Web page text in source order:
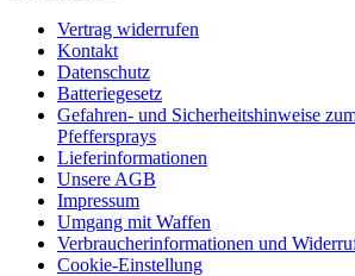
Vertrag widerrufen
Kontakt
Datenschutz
Batteriegesetz
Gefahren- und Sicherheitshinweise
Pfeffersprays
Lieferinformationen
Unsere AGB
Impressum
Umgang mit Waffen
Verbraucherinformationen und
Cookie-Einstellung